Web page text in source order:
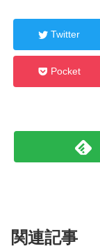
Twitter
Pocket
関連記事